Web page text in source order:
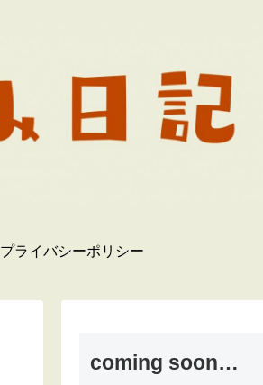
プライバシーポリシー
coming soon…